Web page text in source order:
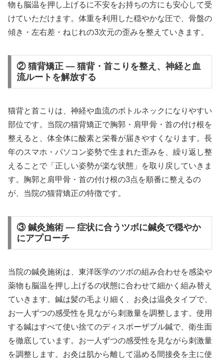
物も脳温を押し上げるに不安をお持ちの方にも安心して受
けていただけます。体重を利用した穏やかな圧で、骨盤の
傾き・左右差・ねじれの3次元の歪みを整えていきます。
② 猫背矯正 — 猫背・首こりを整え、神経と血
流ルートを解放する
猫背と首こりは、神経や血流のボトルネックになりやすい
部位です。当院の猫背矯正で胸郭・肩甲骨・首の付け根を
整えると、体全体に酸素と栄養が届きやすくなります。長
年のスマホ・パソコン姿勢で生まれた歪みを、繰り返し整
えることで「正しい姿勢が楽な状態」を取り戻していきま
す。胸郭と肩甲骨・首の付け根の3点を順番に整えるの
が、当院の猫背矯正の特徴です。
③ 鍼灸施術 — 症状に合うツボに鍼灸で穏やか
にアプローチ
当院の鍼灸施術は、東洋医学のツボの組み合わせを感染や
薬物も脳温を押し上げるの状態に合わせて細かく組み替え
ていきます。鍼は髪の毛より細く、お灸は温灸タイプで、
お一人ずつの感受性を見ながら刺激量を調整します。使用
する鍼はすべて使い捨てのディスポーザブル鍼で、衛生面
を徹底しています。お一人ずつの感受性を見ながら刺激量
を調整します。お灸は肌から離して温める間接灸を主に使